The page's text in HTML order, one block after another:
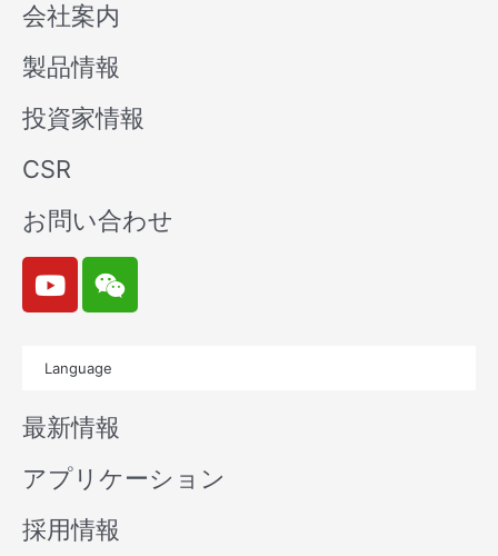
会社案内
製品情報
投資家情報
CSR
お問い合わせ
Y
o
u
b
e
W
e
i
n
Language
最新情報
アプリケーション
採用情報